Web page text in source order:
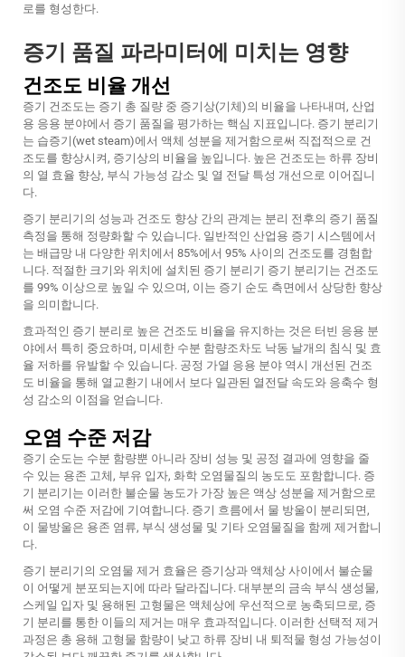
로를 형성한다.
증기 품질 파라미터에 미치는 영향
건조도 비율 개선
증기 건조도는 증기 총 질량 중 증기상(기체)의 비율을 나타내며, 산업
용 응용 분야에서 증기 품질을 평가하는 핵심 지표입니다. 증기 분리기
는 습증기(wet steam)에서 액체 성분을 제거함으로써 직접적으로 건
조도를 향상시켜, 증기상의 비율을 높입니다. 높은 건조도는 하류 장비
의 열 효율 향상, 부식 가능성 감소 및 열 전달 특성 개선으로 이어집니
다.
증기 분리기의 성능과 건조도 향상 간의 관계는 분리 전후의 증기 품질
측정을 통해 정량화할 수 있습니다. 일반적인 산업용 증기 시스템에서
는 배급망 내 다양한 위치에서 85%에서 95% 사이의 건조도를 경험합
니다. 적절한 크기와 위치에 설치된 증기 분리기 증기 분리기는 건조도
를 99% 이상으로 높일 수 있으며, 이는 증기 순도 측면에서 상당한 향상
을 의미합니다.
효과적인 증기 분리로 높은 건조도 비율을 유지하는 것은 터빈 응용 분
야에서 특히 중요하며, 미세한 수분 함량조차도 낙동 날개의 침식 및 효
율 저하를 유발할 수 있습니다. 공정 가열 응용 분야 역시 개선된 건조
도 비율을 통해 열교환기 내에서 보다 일관된 열전달 속도와 응축수 형
성 감소의 이점을 얻습니다.
오염 수준 저감
증기 순도는 수분 함량뿐 아니라 장비 성능 및 공정 결과에 영향을 줄
수 있는 용존 고체, 부유 입자, 화학 오염물질의 농도도 포함합니다. 증
기 분리기는 이러한 불순물 농도가 가장 높은 액상 성분을 제거함으로
써 오염 수준 저감에 기여합니다. 증기 흐름에서 물 방울이 분리되면,
이 물방울은 용존 염류, 부식 생성물 및 기타 오염물질을 함께 제거합니
다.
증기 분리기의 오염물 제거 효율은 증기상과 액체상 사이에서 불순물
이 어떻게 분포되는지에 따라 달라집니다. 대부분의 금속 부식 생성물,
스케일 입자 및 용해된 고형물은 액체상에 우선적으로 농축되므로, 증
기 분리를 통한 이들의 제거는 매우 효과적입니다. 이러한 선택적 제거
과정은 총 용해 고형물 함량이 낮고 하류 장비 내 퇴적물 형성 가능성이